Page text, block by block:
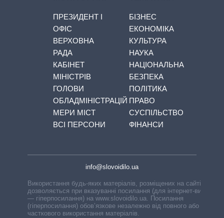
ПРЕЗИДЕНТ І
ОФІС
ВЕРХОВНА
РАДА
КАБІНЕТ
МІНІСТРІВ
ГОЛОВИ
ОБЛАДМІНІСТРАЦІЙ
МЕРИ МІСТ
ВСІ ПЕРСОНИ
БІЗНЕС
ЕКОНОМІКА
КУЛЬТУРА
НАУКА
НАЦІОНАЛЬНА
БЕЗПЕКА
ПОЛІТИКА
ПРАВО
СУСПІЛЬСТВО
ФІНАНСИ
info@slovoidilo.ua
Використання будь-яких матеріалів, розміщених на сайті,
дозволяється при вказуванні посилання (для інтернет-видань
— гіперпосилання) на www.slovoidilo.ua. Посилання
(гіперпосилання) обов’язкове незалежно від повного або
часткового використання матеріалів.